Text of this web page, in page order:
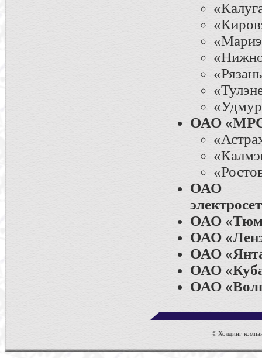
ОАО
ОАО
ОАО
ОАО
ОАО
ОАО
ОАО
© Холдинг